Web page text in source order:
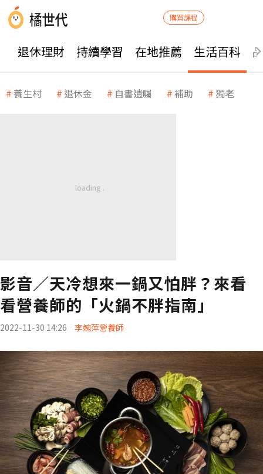
購買課程
退休理財 持續學習 在地推薦 生活百科
養生村 退休金 自書遺囑 補助 獨老
影音／天冷想來一鍋又怕胖？來看
看營養師的「火鍋不胖指南」
2022-11-30 14:26 李婉萍營養師